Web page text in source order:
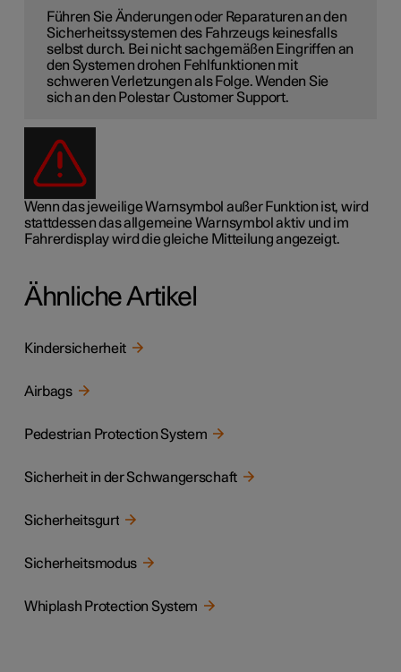
Führen Sie Änderungen oder Reparaturen an den
Sicherheitssystemen des Fahrzeugs keinesfalls
selbst durch. Bei nicht sachgemäßen Eingriffen an
den Systemen drohen Fehlfunktionen mit
schweren Verletzungen als Folge. Wenden Sie
sich an den Polestar Customer Support.
Wenn das jeweilige Warnsymbol außer Funktion ist, wird
stattdessen das allgemeine Warnsymbol aktiv und im
Fahrerdisplay wird die gleiche Mitteilung angezeigt.
Ähnliche Artikel
Kindersicherheit
Airbags
Pedestrian Protection System
Sicherheit in der Schwangerschaft
Sicherheitsgurt
Sicherheitsmodus
Whiplash Protection System